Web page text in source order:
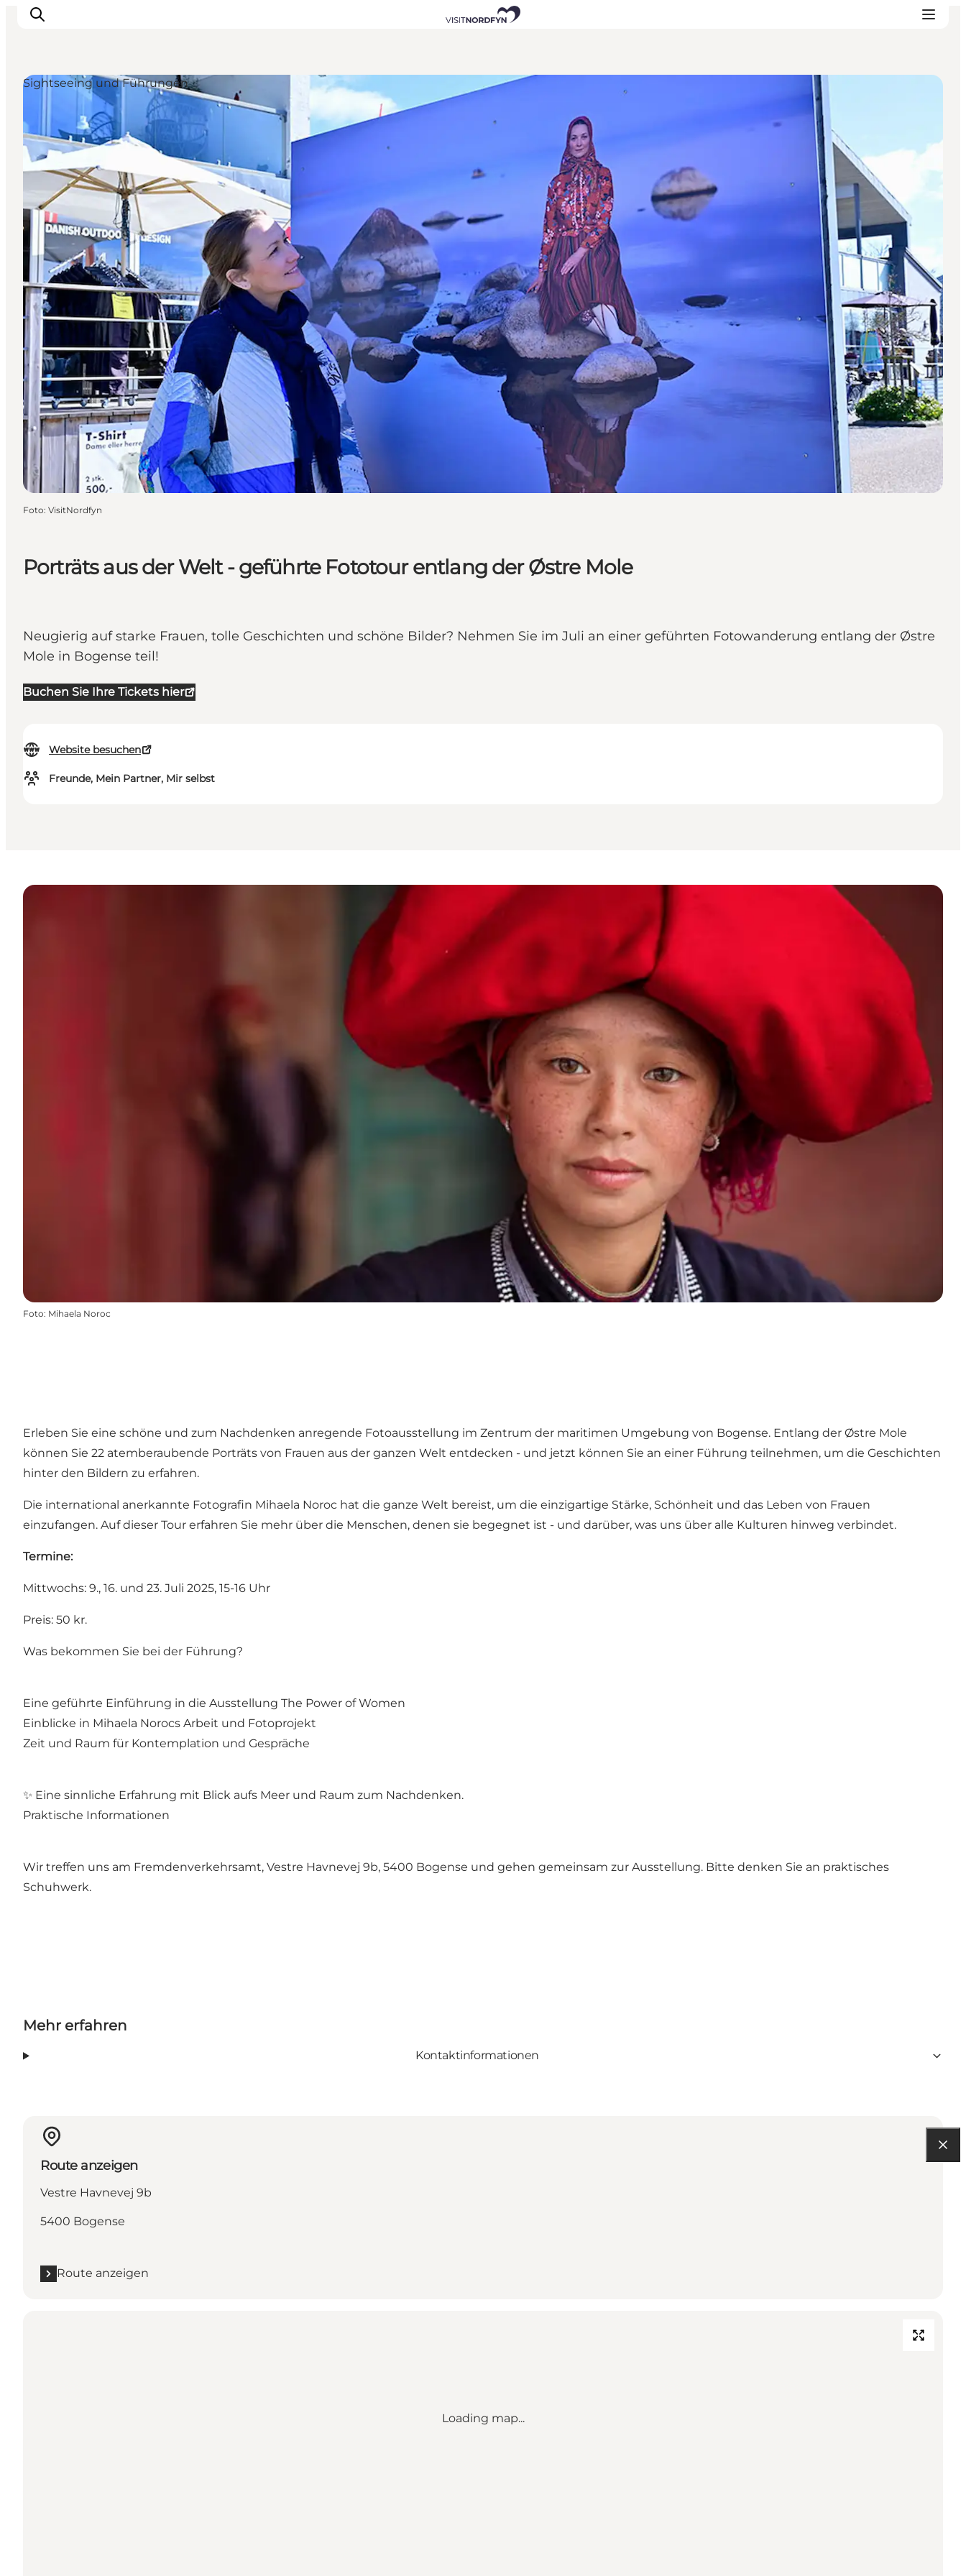
Erleben
Eventkalender
Essen und Trinken
Unterkünfte
Erlebnisbuchung
Für Kinder
Porträts aus der Welt - geführte Fototour entlang der Østre Mole
Neugierig auf starke Frauen, tolle Geschichten und schöne Bilder? Nehmen Sie im Juli an einer geführten Fotowanderung entlang der Østre
Mole in Bogense teil!
Buchen Sie Ihre Tickets hier
Website besuchen
Freunde, Mein Partner, Mir selbst
Sightseeing und Führungen
Foto: VisitNordfyn
Foto: Mihaela Noroc
Erleben Sie eine schöne und zum Nachdenken anregende Fotoausstellung im Zentrum der maritimen Umgebung von Bogense. Entlang der Østre Mole
können Sie 22 atemberaubende Porträts von Frauen aus der ganzen Welt entdecken - und jetzt können Sie an einer Führung teilnehmen, um die Geschichten
hinter den Bildern zu erfahren.
Die international anerkannte Fotografin Mihaela Noroc hat die ganze Welt bereist, um die einzigartige Stärke, Schönheit und das Leben von Frauen
einzufangen. Auf dieser Tour erfahren Sie mehr über die Menschen, denen sie begegnet ist - und darüber, was uns über alle Kulturen hinweg verbindet.
Termine:
Mittwochs: 9., 16. und 23. Juli 2025, 15-16 Uhr
Preis: 50 kr.
Was bekommen Sie bei der Führung?
Eine geführte Einführung in die Ausstellung The Power of Women
Einblicke in Mihaela Norocs Arbeit und Fotoprojekt
Zeit und Raum für Kontemplation und Gespräche
✨ Eine sinnliche Erfahrung mit Blick aufs Meer und Raum zum Nachdenken.
Praktische Informationen
Wir treffen uns am Fremdenverkehrsamt, Vestre Havnevej 9b, 5400 Bogense und gehen gemeinsam zur Ausstellung. Bitte denken Sie an praktisches
Schuhwerk.
Mehr erfahren
Kontaktinformationen
Route anzeigen
Vestre Havnevej 9b
5400 Bogense
Route anzeigen
Loading map...